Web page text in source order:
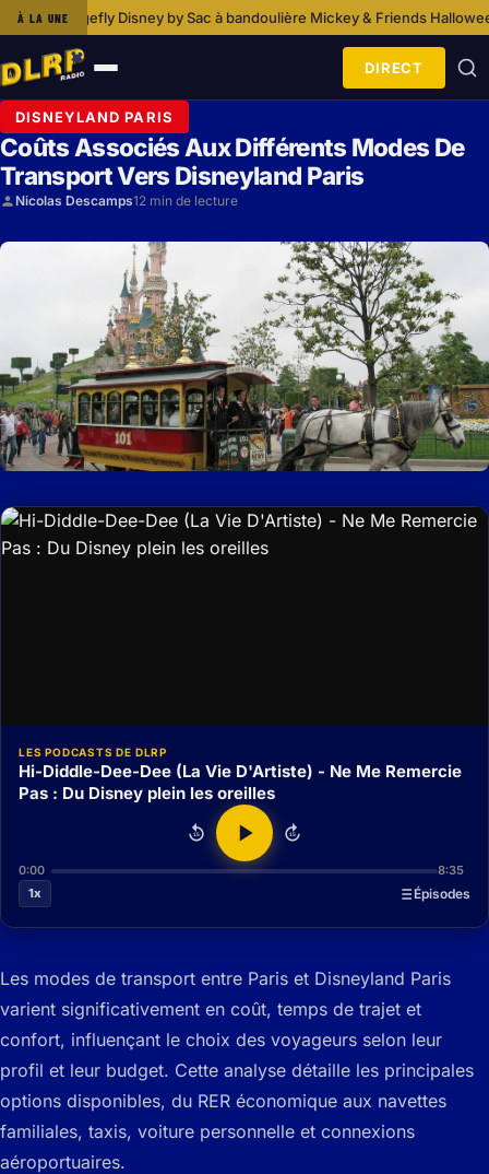
À LA UNE
Sac à bandoulière Mickey & Friends Halloween·Qui A Hérité De
Ouvrir
le
menu
DIRECT
DISNEYLAND PARIS
Coûts Associés Aux Différents Modes De
Transport Vers Disneyland Paris
Nicolas Descamps12 min de lecture
LES PODCASTS DE DLRP
Hi-Diddle-Dee-Dee (La Vie D'Artiste) - Ne Me Remercie
Pas : Du Disney plein les oreilles
15 15
0:00
8:35
1x
Épisodes
Les modes de transport entre Paris et Disneyland Paris
varient significativement en coût, temps de trajet et
confort, influençant le choix des voyageurs selon leur
profil et leur budget. Cette analyse détaille les principales
options disponibles, du RER économique aux navettes
familiales, taxis, voiture personnelle et connexions
aéroportuaires.